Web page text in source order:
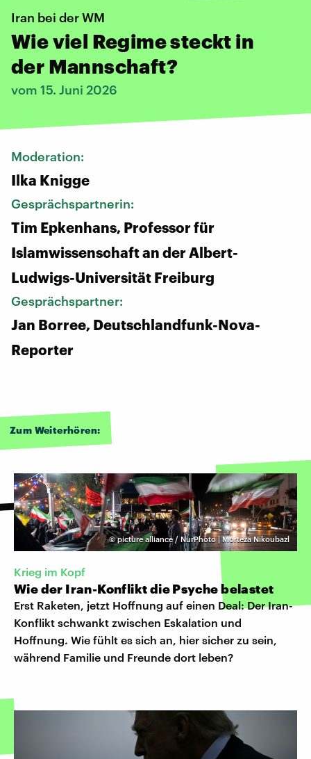
Iran bei der WM
Wie viel Regime steckt in
der Mannschaft?
vom 15. Juni 2026
Moderation:
Ilka Knigge
Gesprächspartnerin:
Tim Epkenhans, Professor für
Islamwissenschaft an der Albert-
Ludwigs-Universität Freiburg
Gesprächspartner:
Jan Borree, Deutschlandfunk-Nova-
Reporter
Zum Weiterhören:
©picture alliance / NurPhoto | Morteza Nikoubazl
Krieg im Kopf
Wie der Iran-Konflikt die Psyche belastet
Erst Raketen, jetzt Hoffnung auf einen Deal: Der Iran-
Konflikt schwankt zwischen Eskalation und
Hoffnung. Wie fühlt es sich an, hier sicher zu sein,
während Familie und Freunde dort leben?